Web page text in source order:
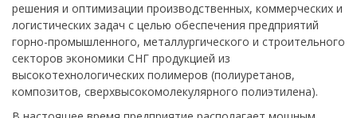
решения и оптимизации производственных, коммерческих и
логистических задач с целью обеспечения предприятий
горно-промышленного, металлургического и строительного
секторов экономики СНГ продукцией из
высокотехнологических полимеров (полиуретанов,
композитов, сверхвысокомолекулярного полиэтилена).